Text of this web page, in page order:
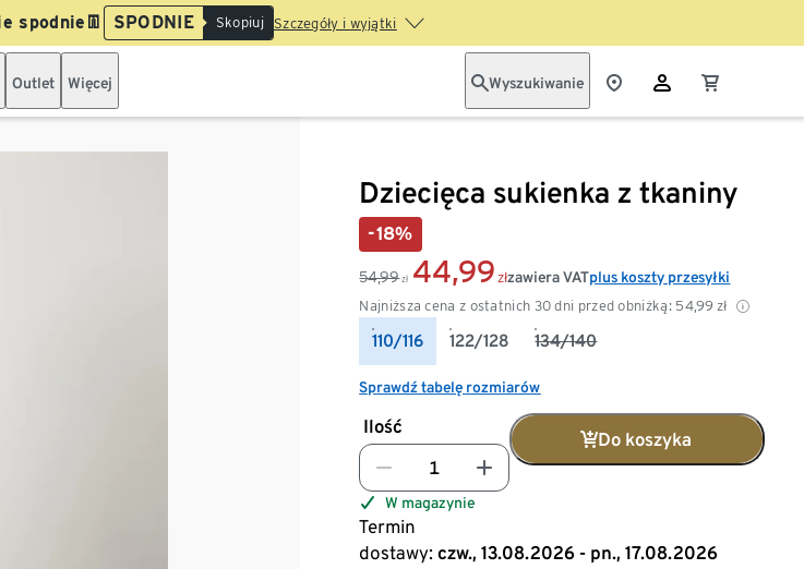
spodnie👖 SPODNIE Skopiuj Szczegóły i wyjątki
Outlet Więcej Wyszukiwanie
Dziecięca sukienka z tkaniny
-18%
54,99 zł 44,99 zł
Najniższa cena z ostatnich 30 dni przed obniżką: 54,99 zł
zawiera VATplus koszty przesyłki
110/116 122/128 134/140
Sprawdź tabelę rozmiarów
Ilość
Do koszyka
W magazynie
Termin
dostawy: czw., 13.08.2026 - pn., 17.08.2026